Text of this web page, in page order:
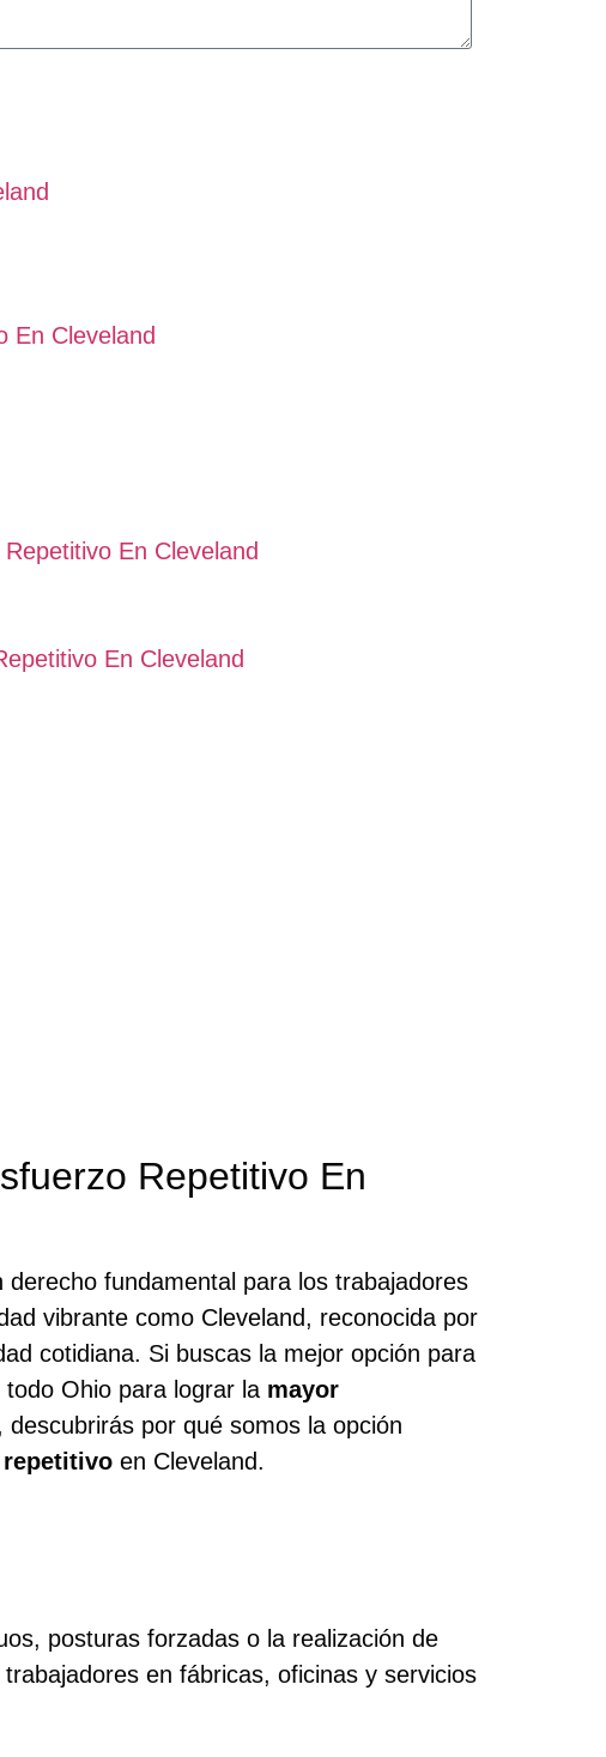
En Cleveland
En Cleveland
En Cleveland
Repetitivo En
derecho fundamental para los trabajadores
vibrante como Cleveland, reconocida por
cotidiana. Si buscas la mejor opción para
Ohio para lograr la mayor
por qué somos la opción
repetitivo en Cleveland.
posturas forzadas o la realización de
en fábricas, oficinas y servicios